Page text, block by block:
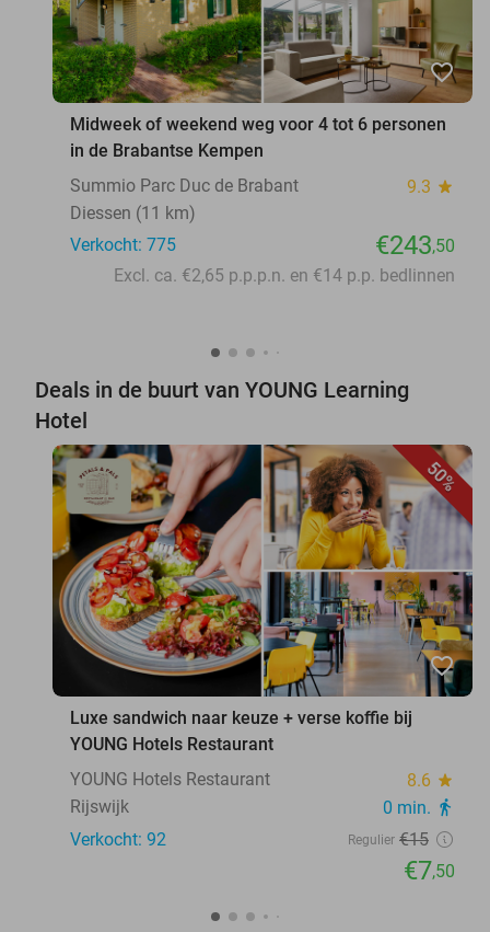
favorite_border
Midweek of weekend weg voor 4 tot 6 personen
in de Brabantse Kempen
Summio Parc Duc de Brabant
9.3 star
Diessen (11 km)
Verkocht: 775
€243,50
Excl. ca. €2,65 p.p.p.n. en €14 p.p. bedlinnen
Deals in de buurt van YOUNG Learning
Hotel
50%
favorite_border
Luxe sandwich naar keuze + verse koffie bij
YOUNG Hotels Restaurant
YOUNG Hotels Restaurant
8.6 star
Rijswijk 0 min. directions_walk
Verkocht: 92 Regulier €15
€7,50